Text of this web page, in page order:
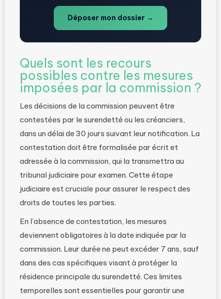
Déposer mon dossier →
Quels sont les recours
possibles contre les mesures
imposées par la commission ?
Les décisions de la commission peuvent être
contestées par le surendetté ou les créanciers,
dans un délai de 30 jours suivant leur notification. La
contestation doit être formalisée par écrit et
adressée à la commission, qui la transmettra au
tribunal judiciaire pour examen. Cette étape
judiciaire est cruciale pour assurer le respect des
droits de toutes les parties.
En l’absence de contestation, les mesures
deviennent obligatoires à la date indiquée par la
commission. Leur durée ne peut excéder 7 ans, sauf
dans des cas spécifiques visant à protéger la
résidence principale du surendetté. Ces limites
temporelles sont essentielles pour garantir une